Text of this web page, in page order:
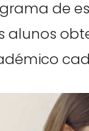
de
alunos